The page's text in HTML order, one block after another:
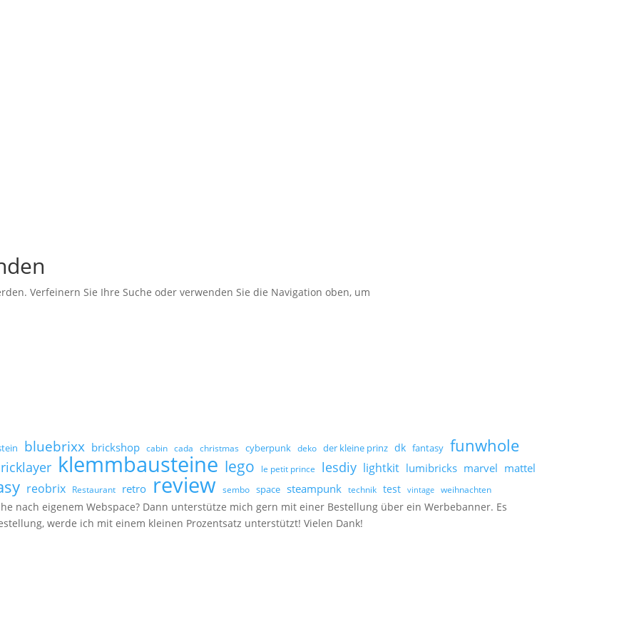
Verfeinern Sie Ihre Suche oder verwenden Sie die Navigation oben, um
bluebrixx brickshop cabin cada christmas cyberpunk deko der kleine prinz dk fantasy funwhole
klemmbausteine lego le petit prince lesdiy lightkit lumibricks marvel mattel
reobrix Restaurant retro review sembo space steampunk technik test vintage weihnachten
nach eigenem Webspace? Dann unterstütze mich gern mit einer Bestellung über ein Werbebanner. Es
werde ich mit einem kleinen Prozentsatz unterstützt! Vielen Dank!